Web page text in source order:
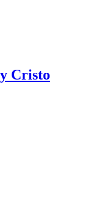
Cristo